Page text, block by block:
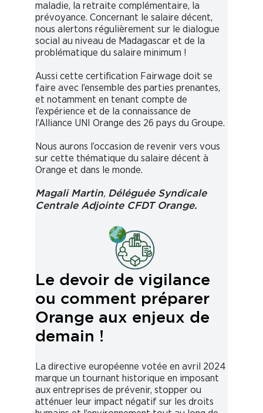
maladie, la retraite complémentaire, la
prévoyance. Concernant le salaire décent,
nous alertons régulièrement sur le dialogue
social au niveau de Madagascar et de la
problématique du salaire minimum !
Aussi cette certification Fairwage doit se
faire avec l’ensemble des parties prenantes,
et notamment en tenant compte de
l’expérience et de la connaissance de
l’Alliance UNI Orange des 26 pays du Groupe.
Nous aurons l’occasion de revenir vers vous
sur cette thématique du salaire décent à
Orange et dans le monde.
Magali Martin, Déléguée Syndicale
Centrale Adjointe CFDT Orange.
Le devoir de vigilance
ou comment préparer
Orange aux enjeux de
demain !
La directive européenne votée en avril 2024
marque un tournant historique en imposant
aux entreprises de prévenir, stopper ou
atténuer leur impact négatif sur les droits